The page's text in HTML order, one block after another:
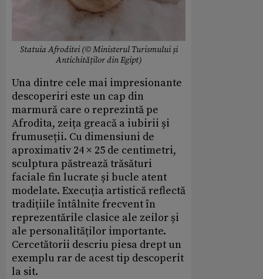
Statuia Afroditei (© Ministerul Turismului și
Antichităților din Egipt)
Una dintre cele mai impresionante
descoperiri este un cap din
marmură care o reprezintă pe
Afrodita, zeița greacă a iubirii și
frumuseții. Cu dimensiuni de
aproximativ 24 × 25 de centimetri,
sculptura păstrează trăsături
faciale fin lucrate și bucle atent
modelate. Execuția artistică reflectă
tradițiile întâlnite frecvent în
reprezentările clasice ale zeilor și
ale personalităților importante.
Cercetătorii descriu piesa drept un
exemplu rar de acest tip descoperit
la sit.